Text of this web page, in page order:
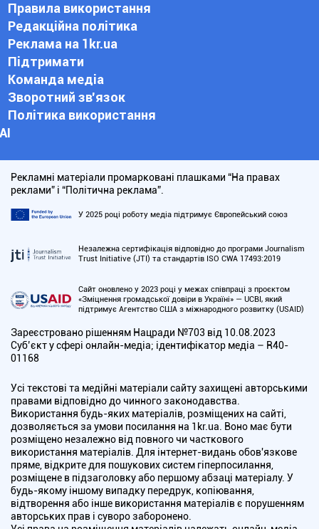
Правила використання
Редакційна політика
Реклама на 1kr.ua
Підтримати
Команда медіа
Зворотний зв'язок
Політика використання
АІ
Рекламні матеріали промарковані плашками “На правах
реклами” і “Політична реклама”.
У 2025 році роботу медіа підтримує Європейський союз
Незалежна сертифікація відповідно до програми Journalism
Trust Initiative (JTI) та стандартів ISO CWA 17493:2019
Сайт оновлено у 2023 році у межах співпраці з проєктом
«Зміцнення громадської довіри в Україні» — UCBI, який
підтримує Агентство США з міжнародного розвитку (USAID)
Зареєстровано рішенням Нацради №703 від 10.08.2023
Cуб’єкт у сфері онлайн-медіа; ідентифікатор медіа – R40-
01168
Усі текстові та медійні матеріали сайту захищені авторськими
правами відповідно до чинного законодавства.
Використання будь-яких матеріалів, розміщених на сайті,
дозволяється за умови посилання на 1kr.ua. Воно має бути
розміщено незалежно від повного чи часткового
використання матеріалів. Для інтернет-видань обов'язкове
пряме, відкрите для пошукових систем гіперпосилання,
розміщене в підзаголовку або першому абзаці матеріалу. У
будь-якому іншому випадку передрук, копіювання,
відтворення або інше використання матеріалів є порушенням
авторських прав і суворо заборонено.